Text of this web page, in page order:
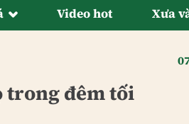
Video hot Xưa
trong đêm tối